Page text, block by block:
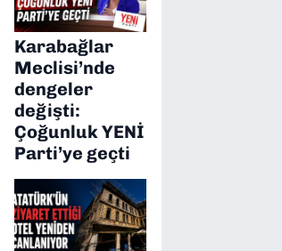
Karabağlar
Meclisi’nde
dengeler
değişti:
Çoğunluk YENİ
Parti’ye geçti